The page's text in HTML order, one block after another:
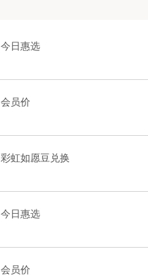
今日惠选
会员价
彩虹如愿豆兑换
今日惠选
会员价